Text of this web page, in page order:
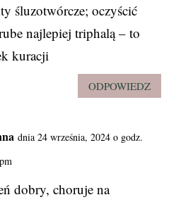
śluzotwórcze; oczyścić
najlepiej triphalą – to
kuracji
ODPOWIEDZ
dnia 24 września, 2024 o godz.
dobry, choruje na